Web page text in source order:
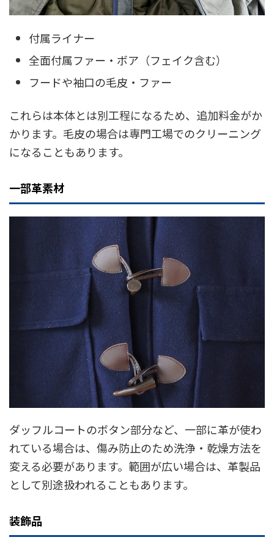
付属ライナー
全面付属ファー・ボア（フェイク含む）
フードや袖口の毛皮・ファー
これらは本体とは別工程になるため、追加料金がか
かります。毛皮の場合は専門工場でのクリーニング
になることもあります。
一部革素材
ダッフルコートのボタン部分など、一部に革が使わ
れている場合は、傷み防止のため洗浄・乾燥方法を
変える必要があります。範囲が広い場合は、革製品
として別途扱われることもあります。
装飾品